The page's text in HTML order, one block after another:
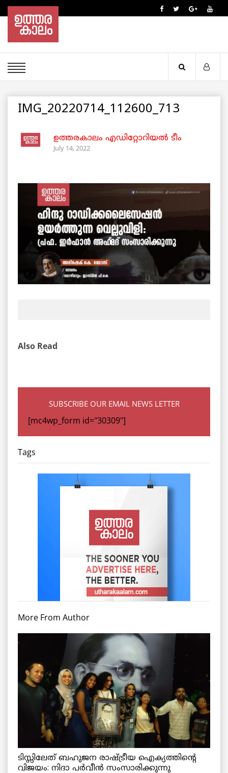
IMG_20220714_112600_713
ഉത്തരകാലം എഡിറ്റോറിയല്‍ ടീം
July 14, 2022
Also Read
SUBSCRIBE OUR EMAIL NEWS LETTER
[mc4wp_form id="30309"]
Tags
More From Author
ടിസ്സിലേത് ബഹുജന രാഷ്ട്രീയ ഐക്യത്തിന്റെ
വിജയം: നിദാ പർവീൻ സംസാരിക്കുന്നു